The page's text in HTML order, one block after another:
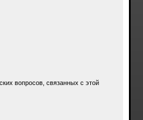
вопросов, связанных с этой